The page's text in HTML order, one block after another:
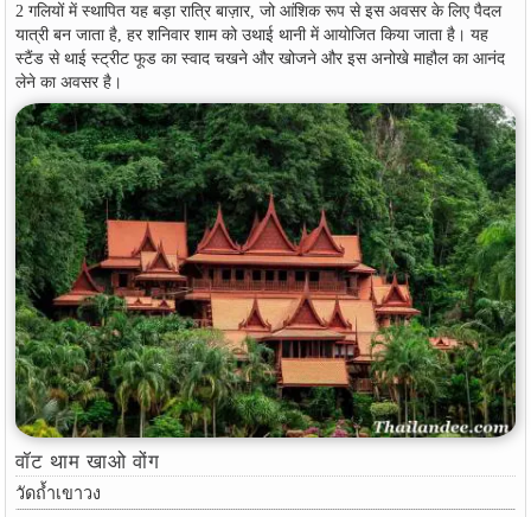
2 गलियों में स्थापित यह बड़ा रात्रि बाज़ार, जो आंशिक रूप से इस अवसर के लिए पैदल
यात्री बन जाता है, हर शनिवार शाम को उथाई थानी में आयोजित किया जाता है। यह
स्टैंड से थाई स्ट्रीट फूड का स्वाद चखने और खोजने और इस अनोखे माहौल का आनंद
लेने का अवसर है।
वॉट थाम खाओ वोंग
วัดถ้ำเขาวง